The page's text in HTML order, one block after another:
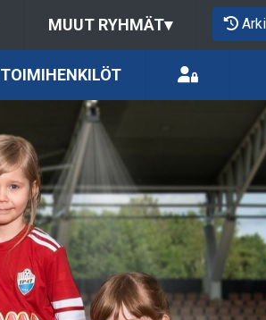
MUUT RYHMÄT▾
TOIMIHENKILÖT